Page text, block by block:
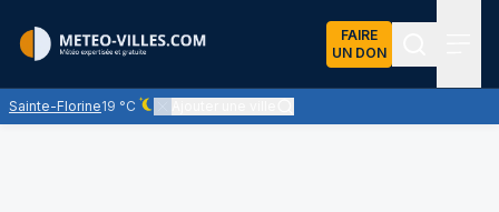
FAIRE
UN DON
Sainte-Florine19 °C
Ciel dégagé - quasiment pas de nuages